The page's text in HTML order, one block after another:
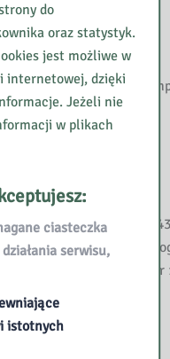
44-51.
2019, nr 1, s. 60-64.
– 2018, nr 4, s. 2-6.
w rozwijaniu
s. 5-7.
69-78.
nr 2, s. 68-72.
57.
Meritum. – 2017, nr 4, s.
nr 6, dod ,,Nowe
Szkole. – 2019, nr
nr 2, s. 39-44.
s. 43-47.
do
oraz statystyk.
jest możliwe w
internetowej, dzięki
Jeżeli nie
w plikach
ciasteczka
serwisu,
istotnych